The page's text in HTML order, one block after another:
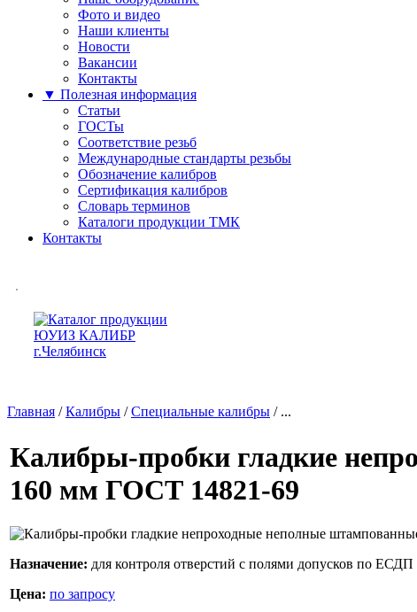
Фото и видео
Наши клиенты
Новости
Вакансии
Контакты
▼ Полезная информация
Статьи
ГОСТы
Соответствие резьб
Международные стандарты резьбы
Обозначение калибров
Сертификация калибров
Словарь терминов
Каталоги продукции ТМК
Контакты
Главная /Калибры /Специальные калибры / ...
Калибры-пробки гладкие
160 мм ГОСТ 14821-69
Назначение: для контроля отверстий с полями допусков по
Цена: по запросу